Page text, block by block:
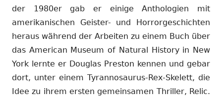
der 1980er gab er einige Anthologien mit
amerikanischen Geister- und Horrorgeschichten
heraus während der Arbeiten zu einem Buch über
das American Museum of Natural History in New
York lernte er Douglas Preston kennen und gebar
dort, unter einem Tyrannosaurus-Rex-Skelett, die
Idee zu ihrem ersten gemeinsamen Thriller, Relic.